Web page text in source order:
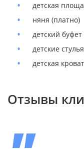
детская
няня (платно)
детский
детские
детская
Отзывы